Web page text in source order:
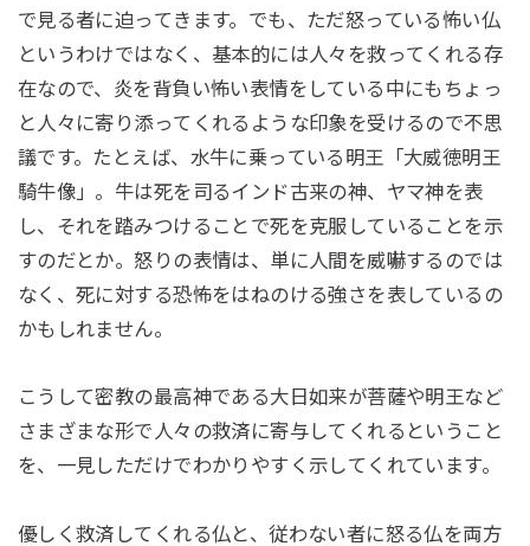
で見る者に迫ってきます。でも、ただ怒っている怖い仏
というわけではなく、基本的には人々を救ってくれる存
在なので、炎を背負い怖い表情をしている中にもちょっ
と人々に寄り添ってくれるような印象を受けるので不思
議です。たとえば、水牛に乗っている明王「大威徳明王
騎牛像」。牛は死を司るインド古来の神、ヤマ神を表
し、それを踏みつけることで死を克服していることを示
すのだとか。怒りの表情は、単に人間を威嚇するのでは
なく、死に対する恐怖をはねのける強さを表しているの
かもしれません。
こうして密教の最高神である大日如来が菩薩や明王など
さまざまな形で人々の救済に寄与してくれるということ
を、一見しただけでわかりやすく示してくれています。
優しく救済してくれる仏と、従わない者に怒る仏を両方